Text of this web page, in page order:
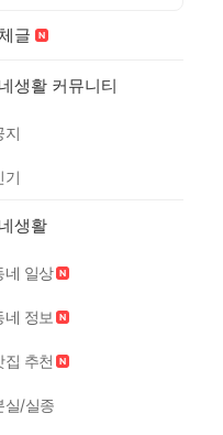
글
생활 커뮤니티
지
기
생활
네 일상
네 정보
집 추천
실/실종